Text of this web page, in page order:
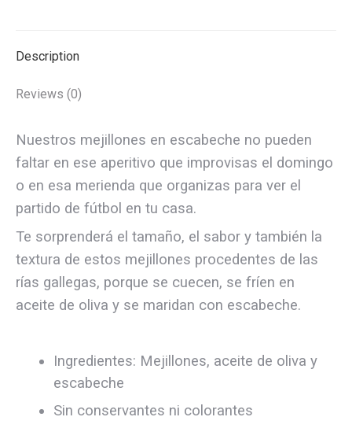
Description
Reviews (0)
Nuestros mejillones en escabeche no pueden
faltar en ese aperitivo que improvisas el domingo
o en esa merienda que organizas para ver el
partido de fútbol en tu casa.
Te sorprenderá el tamaño, el sabor y también la
textura de estos mejillones procedentes de las
rías gallegas, porque se cuecen, se fríen en
aceite de oliva y se maridan con escabeche.
Ingredientes: Mejillones, aceite de oliva y
escabeche
Sin conservantes ni colorantes